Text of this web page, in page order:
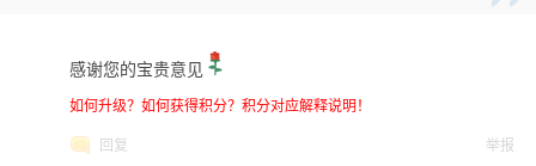
感谢您的宝贵意见
如何升级？如何获得积分？积分对应解释说明！
回复 举报